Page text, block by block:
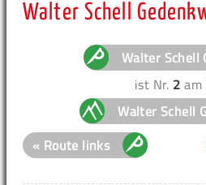
Walter Schell
Walter Schell
ist Nr. 2 am
Walter Schell
« Route links